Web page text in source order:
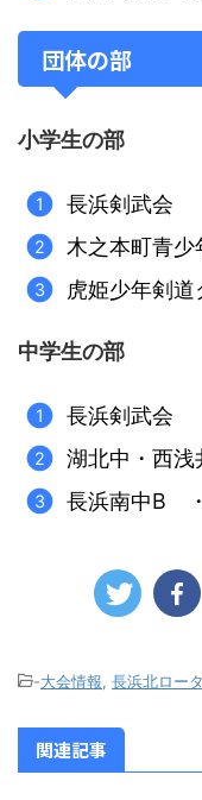
団体の部
小学生の部
長浜剣武会
木之本町青
虎姫少年剣
中学生の部
長浜剣武会
湖北中・西浅
長浜南中B
-大会情報 長浜北ロー
関連記事